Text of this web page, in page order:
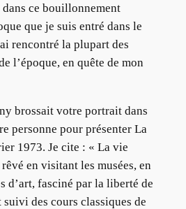
ce bouillonnement
que je suis entré dans le
rencontré la plupart des
l’époque, en quête de mon
brossait votre portrait dans
personne pour présenter La
1973. Je cite : « La vie
en visitant les musées, en
d’art, fasciné par la liberté de
suivi des cours classiques de